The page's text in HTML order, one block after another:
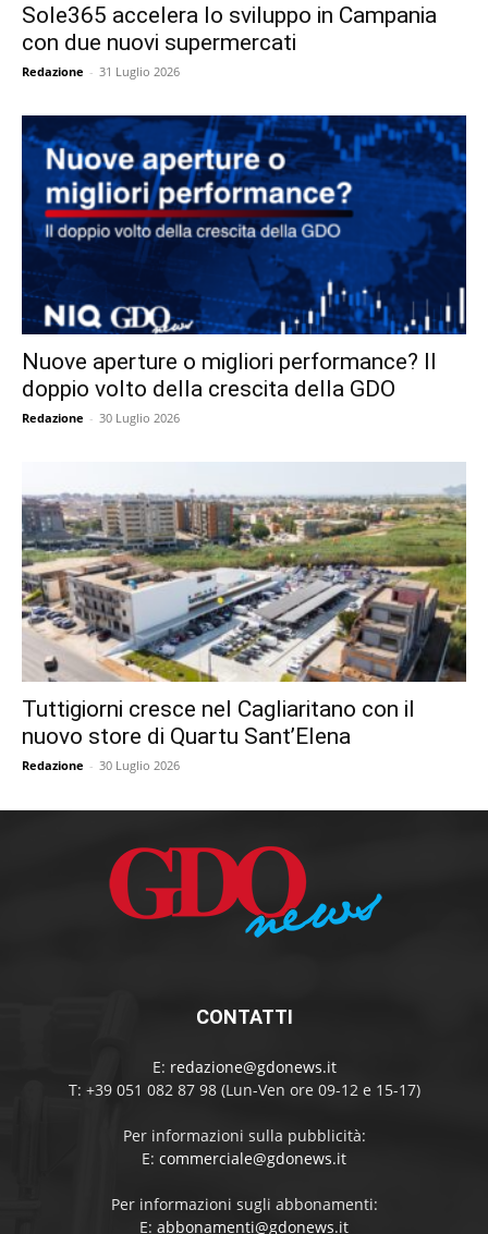
Sole365 accelera lo sviluppo in Campania
con due nuovi supermercati
Redazione - 31 Luglio 2026
Nuove aperture o migliori performance? Il
doppio volto della crescita della GDO
Redazione - 30 Luglio 2026
Tuttigiorni cresce nel Cagliaritano con il
nuovo store di Quartu Sant’Elena
Redazione - 30 Luglio 2026
CONTATTI
E: redazione@gdonews.it
T: +39 051 082 87 98 (Lun-Ven ore 09-12 e 15-17)
Per informazioni sulla pubblicità:
E: commerciale@gdonews.it
Per informazioni sugli abbonamenti:
E: abbonamenti@gdonews.it